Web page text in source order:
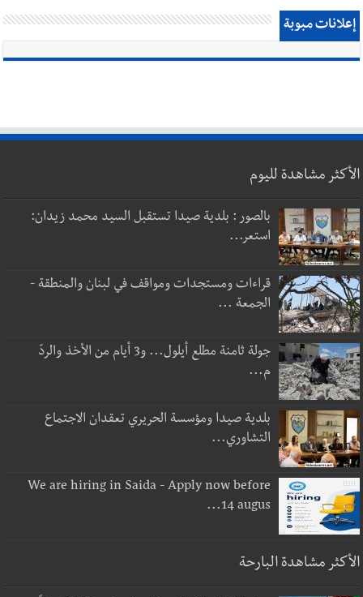
إعلانات مبوبة
الأكثر مشاهدة لليوم
بالصور : بلدية صيدا تستقبل السيد محمد زيدان:
استعر...
قراءات ومستجدات ومواقف في لبنان والمنطقة -
الجمعة ...
جولة ثامنة مطلع أيلول... و3 أيام من الأخذ والردّ
م...
بلدية صيدا ومؤسسة الحريري تعقدان الاجتماع
التشاوري...
We are hiring in Saida - Apply now before
14 augus...
الأكثر مشاهدة البارحة